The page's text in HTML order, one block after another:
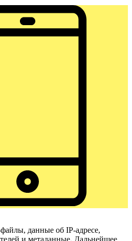
данные об IP-адресе,